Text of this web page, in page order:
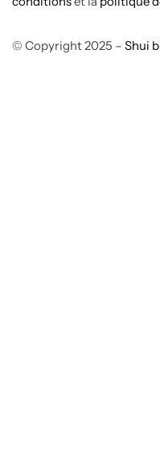
© Copyright 2025 – Shui